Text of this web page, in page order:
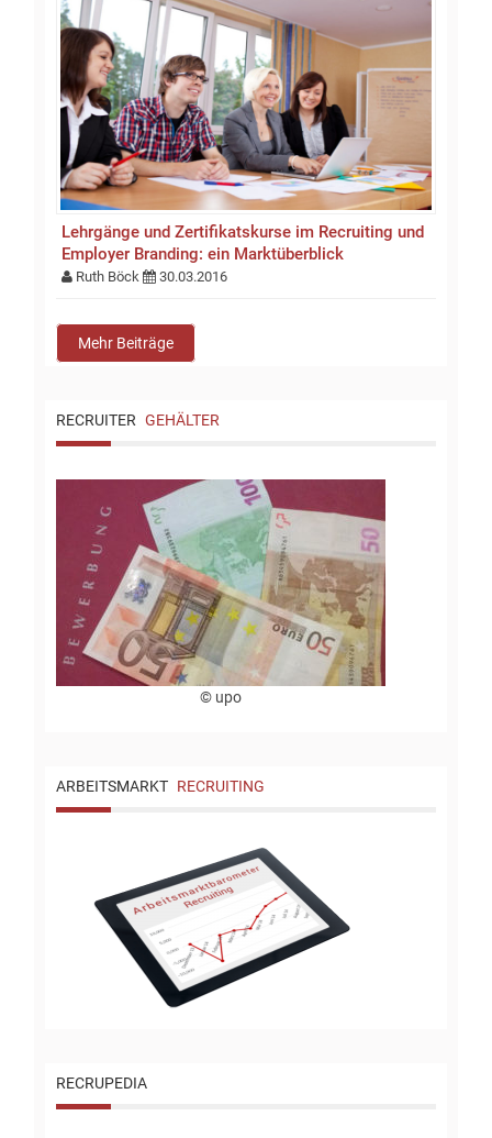
Lehrgänge und Zertifikatskurse im Recruiting und
Employer Branding: ein Marktüberblick
Ruth Böck 30.03.2016
Mehr Beiträge
RECRUITER GEHÄLTER
© upo
ARBEITSMARKT RECRUITING
RECRUPEDIA